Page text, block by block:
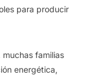
para producir
familias
energética,